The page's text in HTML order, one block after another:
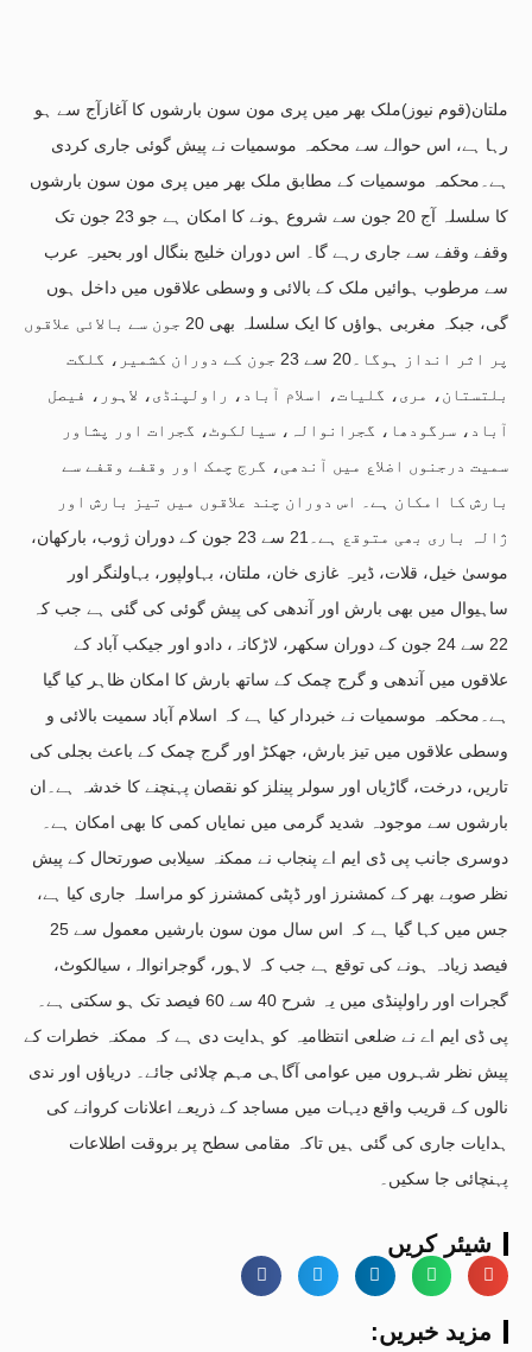
ملتان(قوم نیوز)ملک بھر میں پری مون سون بارشوں کا آغازآج سے ہو
رہا ہے، اس حوالے سے محکمہ موسمیات نے پیش گوئی جاری کردی
ہے۔محکمہ موسمیات کے مطابق ملک بھر میں پری مون سون بارشوں
کا سلسلہ آج 20 جون سے شروع ہونے کا امکان ہے جو 23 جون تک
وقفے وقفے سے جاری رہے گا۔ اس دوران خلیج بنگال اور بحیرہ عرب
سے مرطوب ہوائیں ملک کے بالائی و وسطی علاقوں میں داخل ہوں
گی، جبکہ مغربی ہواؤں کا ایک سلسلہ بھی 20 جون سے بالائی علاقوں
پر اثر انداز ہوگا۔20 سے 23 جون کے دوران کشمیر، گلگت
بلتستان، مری، گلیات، اسلام آباد، راولپنڈی، لاہور، فیصل
آباد، سرگودھا، گجرانوالہ، سیالکوٹ، گجرات اور پشاور
سمیت درجنوں اضلاع میں آندھی، گرج چمک اور وقفے وقفے سے
بارش کا امکان ہے۔ اس دوران چند علاقوں میں تیز بارش اور
ژالہ باری بھی متوقع ہے۔21 سے 23 جون کے دوران ژوب، بارکھان،
موسیٰ خیل، قلات، ڈیرہ غازی خان، ملتان، بہاولپور، بہاولنگر اور
ساہیوال میں بھی بارش اور آندھی کی پیش گوئی کی گئی ہے جب کہ
22 سے 24 جون کے دوران سکھر، لاڑکانہ، دادو اور جیکب آباد کے
علاقوں میں آندھی و گرج چمک کے ساتھ بارش کا امکان ظاہر کیا گیا
ہے۔محکمہ موسمیات نے خبردار کیا ہے کہ اسلام آباد سمیت بالائی و
وسطی علاقوں میں تیز بارش، جھکڑ اور گرج چمک کے باعث بجلی کی
تاریں، درخت، گاڑیاں اور سولر پینلز کو نقصان پہنچنے کا خدشہ ہے۔ان
بارشوں سے موجودہ شدید گرمی میں نمایاں کمی کا بھی امکان ہے۔
دوسری جانب پی ڈی ایم اے پنجاب نے ممکنہ سیلابی صورتحال کے پیش
نظر صوبے بھر کے کمشنرز اور ڈپٹی کمشنرز کو مراسلہ جاری کیا ہے،
جس میں کہا گیا ہے کہ اس سال مون سون بارشیں معمول سے 25
فیصد زیادہ ہونے کی توقع ہے جب کہ لاہور، گوجرانوالہ، سیالکوٹ،
گجرات اور راولپنڈی میں یہ شرح 40 سے 60 فیصد تک ہو سکتی ہے۔
پی ڈی ایم اے نے ضلعی انتظامیہ کو ہدایت دی ہے کہ ممکنہ خطرات کے
پیش نظر شہروں میں عوامی آگاہی مہم چلائی جائے۔ دریاؤں اور ندی
نالوں کے قریب واقع دیہات میں مساجد کے ذریعے اعلانات کروانے کی
ہدایات جاری کی گئی ہیں تاکہ مقامی سطح پر بروقت اطلاعات
پہنچائی جا سکیں۔
شیئر کریں
:مزید خبریں